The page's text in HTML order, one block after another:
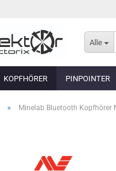
Alle
KOPFHÖRER PINPOINTER
» Minelab Bluetooth Kopfhörer